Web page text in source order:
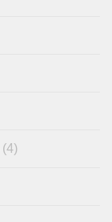
(4)